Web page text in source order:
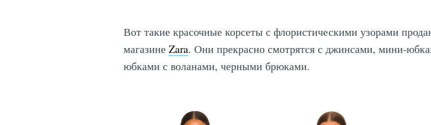
Вот такие красочные корсеты с флористическими узорами
магазине Zara. Они прекрасно смотрятся с джинсами, мини-
юбками с воланами, черными брюками.